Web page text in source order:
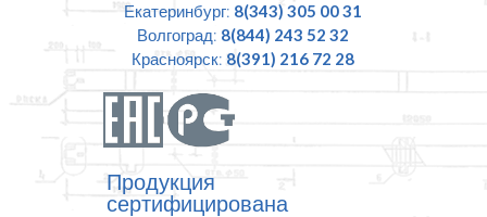
Екатеринбург: 8(343) 305 00 31
Волгоград: 8(844) 243 52 32
Красноярск: 8(391) 216 72 28
Продукция
сертифицирована